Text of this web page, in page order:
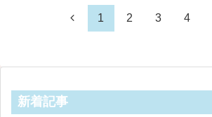
1 2 3 4
新着記事